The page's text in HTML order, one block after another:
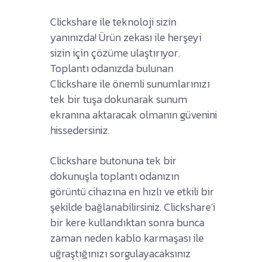
Clickshare ile teknoloji sizin
yanınızda! Ürün zekası ile herşeyi
sizin için çözüme ulaştırıyor.
Toplantı odanızda bulunan
Clickshare ile önemli sunumlarınızı
tek bir tuşa dokunarak sunum
ekranına aktaracak olmanın güvenini
hissedersiniz.
Clickshare butonuna tek bir
dokunuşla toplantı odanızın
görüntü cihazına en hızlı ve etkili bir
şekilde bağlanabilirsiniz. Clickshare’i
bir kere kullandıktan sonra bunca
zaman neden kablo karmaşası ile
uğraştığınızı sorgulayacaksınız